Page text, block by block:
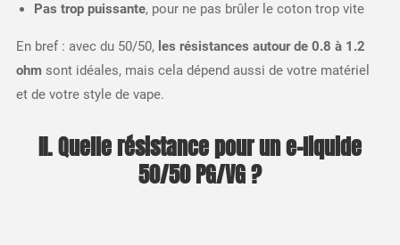
Pas trop puissante, pour ne pas brûler le coton trop vite
En bref : avec du 50/50, les résistances autour de 0.8 à 1.2
ohmsont idéales, mais cela dépend aussi de votre matériel
et de votre style de vape.
II. Quelle résistance pour un e-liquide
50/50 PG/VG ?